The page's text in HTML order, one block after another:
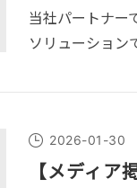
当社パートナー
ソリューション
2026-01-30
【メディア